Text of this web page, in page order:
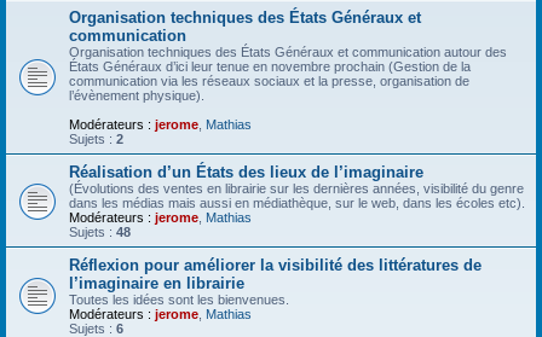
Organisation techniques des États Généraux et
communication
Organisation techniques des États Généraux et communication autour des
États Généraux d’ici leur tenue en novembre prochain (Gestion de la
communication via les réseaux sociaux et la presse, organisation de
l’évènement physique).
Modérateurs : jerome Mathias
Sujets : 2
Réalisation d’un États des lieux de l’imaginaire
(Évolutions des ventes en librairie sur les dernières années, visibilité du genre
dans les médias mais aussi en médiathèque, sur le web, dans les écoles etc).
Modérateurs : jerome Mathias
Sujets : 48
Réflexion pour améliorer la visibilité des littératures de
l’imaginaire en librairie
Toutes les idées sont les bienvenues.
Modérateurs : jerome Mathias
Sujets : 6